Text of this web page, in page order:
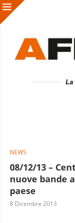
La
NEWS
08/12/13 –
nuove bande
paese
8 Dicembre 2013